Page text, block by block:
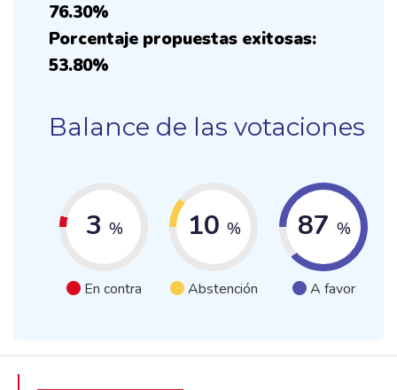
76.30%
Porcentaje propuestas exitosas:
53.80%
Balance de las votaciones
3 %
En contra
10 %
Abstención
87 %
A favor